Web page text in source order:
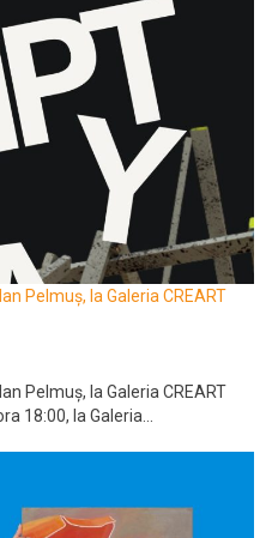
Pelmuș, la Galeria CREART
Pelmuș, la Galeria CREART
18:00, la Galeria...